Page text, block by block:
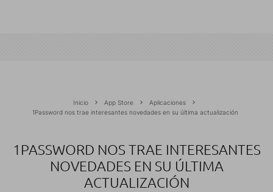
Inicio App Store
Aplicaciones
1Password nos trae interesantes novedades en su última actualización
1PASSWORD NOS TRAE INTERESANTES
NOVEDADES EN SU ÚLTIMA
ACTUALIZACIÓN